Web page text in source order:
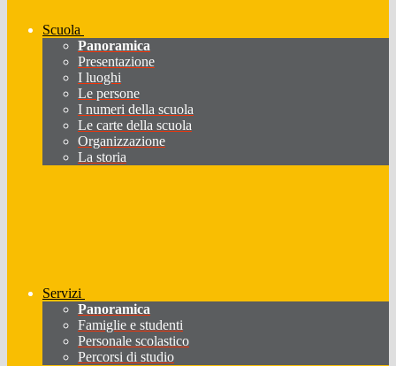
Scuola
Panoramica
Presentazione
I luoghi
Le persone
I numeri della scuola
Le carte della scuola
Organizzazione
La storia
Servizi
Panoramica
Famiglie e studenti
Personale scolastico
Percorsi di studio